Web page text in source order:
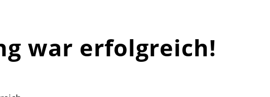
war erfolgreich!